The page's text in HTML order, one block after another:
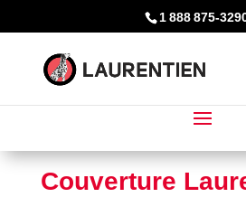
1 888 875-
Couverture